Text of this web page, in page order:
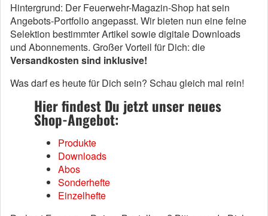
Hintergrund: Der Feuerwehr-Magazin-Shop hat sein
Angebots-Portfolio angepasst. Wir bieten nun eine feine
Selektion bestimmter Artikel sowie digitale Downloads
und Abonnements. Großer Vorteil für Dich: die
Versandkosten sind inklusive!
Was darf es heute für Dich sein? Schau gleich mal rein!
Hier findest Du jetzt unser neues
Shop-Angebot:
Produkte
Downloads
Abos
Sonderhefte
Einzelhefte